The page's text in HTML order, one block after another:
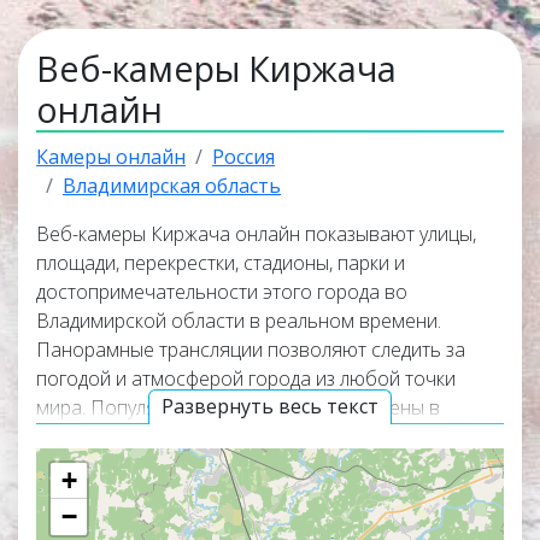
Веб-камеры Киржача
онлайн
Камеры онлайн
Россия
Владимирская область
Развернуть весь текст
Веб-камеры Киржача онлайн показывают улицы,
площади, перекрестки, стадионы, парки и
достопримечательности этого города во
Владимирской области в реальном времени.
Панорамные трансляции позволяют следить за
погодой и атмосферой города из любой точки
мира. Популярные веб-камеры размещены в
показывает точное расположение каждой камеры
на карте Киржача.
+
−